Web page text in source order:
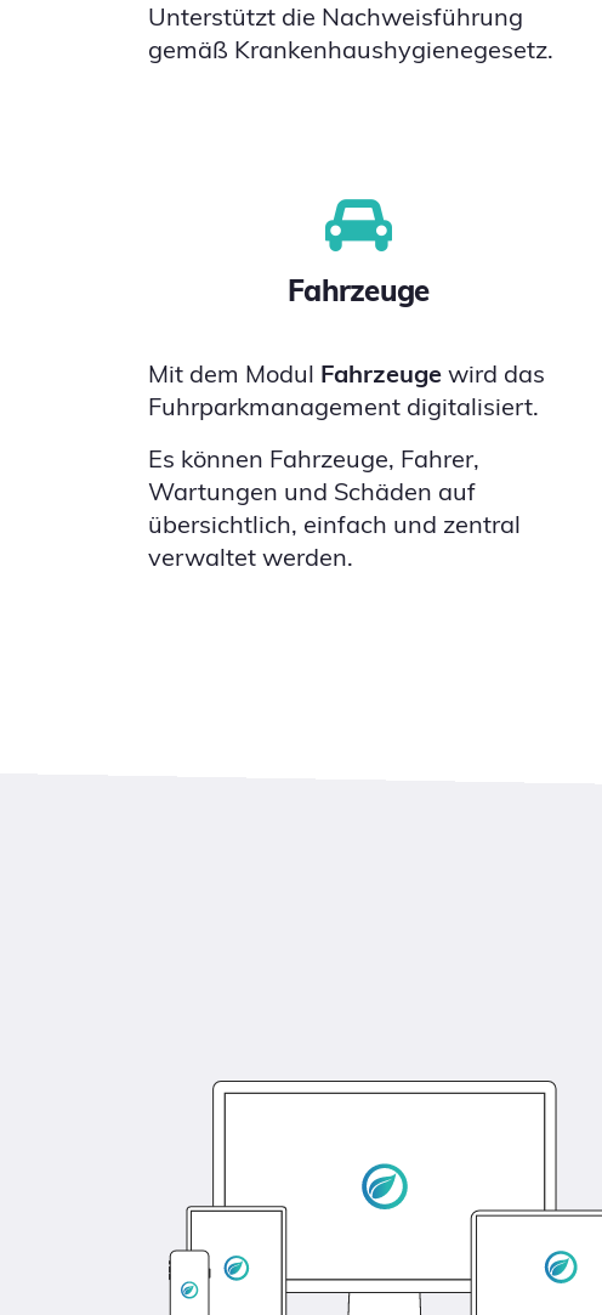
Unterstützt die Nachweisführung
gemäß Krankenhaushygienegesetz.
Fahrzeuge
Mit dem Modul Fahrzeuge wird das
Fuhrparkmanagement digitalisiert.
Es können Fahrzeuge, Fahrer,
Wartungen und Schäden auf
übersichtlich, einfach und zentral
verwaltet werden.